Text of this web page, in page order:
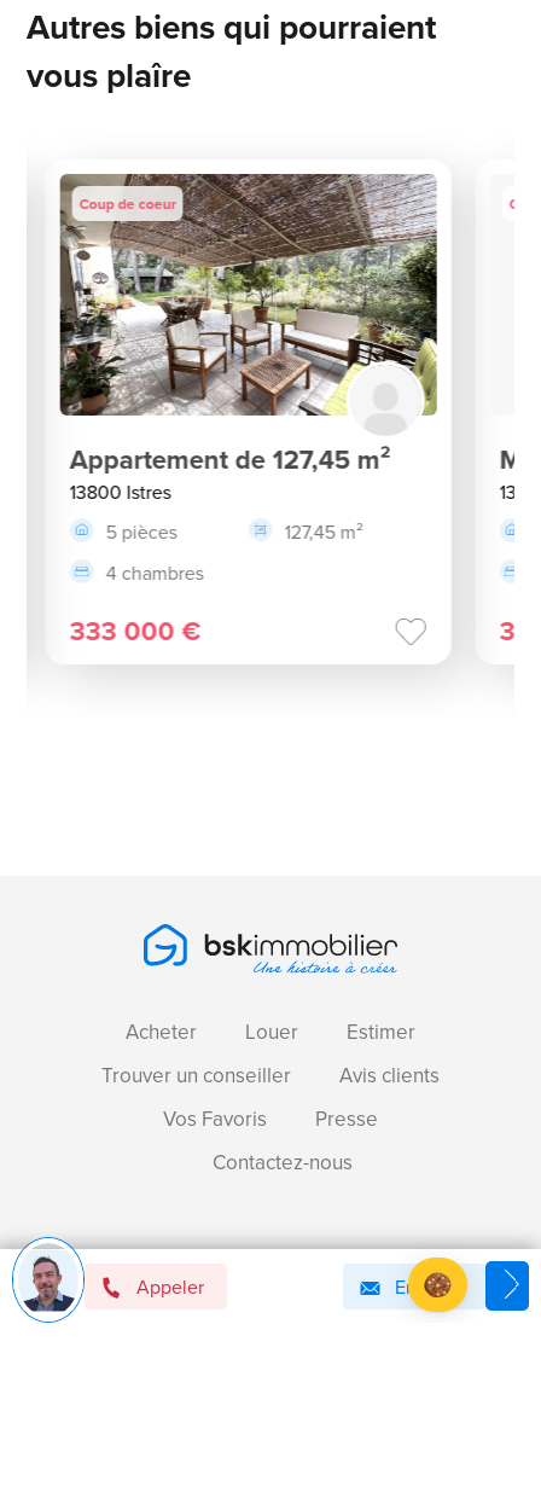
Appeler Email
Autres biens qui pourraient
vous plaîre
Coup de coeur
Appartement de 127,45 m²
13800 Istres
5 pièces
127,45 m²
4 chambres
333 000 €
Acheter Louer
Estimer
Trouver un conseiller
Avis clients
Vos Favoris
Presse
Contactez-nous
Devenir mandataire immobilier BSK !